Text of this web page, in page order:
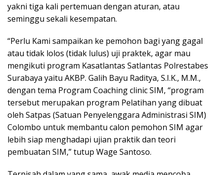
yakni tiga kali pertemuan dengan aturan, atau
seminggu sekali kesempatan.
“Perlu Kami sampaikan ke pemohon bagi yang gagal
atau tidak lolos (tidak lulus) uji praktek, agar mau
mengikuti program Kasatlantas Satlantas Polrestabes
Surabaya yaitu AKBP. Galih Bayu Raditya, S.I.K., M.M.,
dengan tema Program Coaching clinic SIM, “program
tersebut merupakan program Pelatihan yang dibuat
oleh Satpas (Satuan Penyelenggara Administrasi SIM)
Colombo untuk membantu calon pemohon SIM agar
lebih siap menghadapi ujian praktik dan teori
pembuatan SIM,” tutup Wage Santoso.